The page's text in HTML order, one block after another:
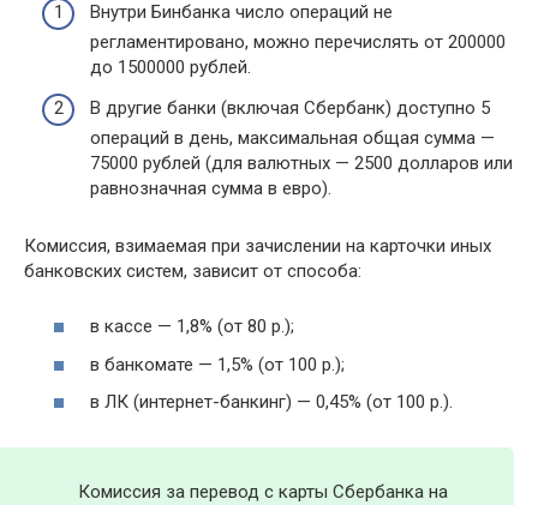
Внутри Бинбанка число операций не
регламентировано, можно перечислять от 200000
до 1500000 рублей.
В другие банки (включая Сбербанк) доступно 5
операций в день, максимальная общая сумма —
75000 рублей (для валютных — 2500 долларов или
равнозначная сумма в евро).
Комиссия, взимаемая при зачислении на карточки иных
банковских систем, зависит от способа:
в кассе — 1,8% (от 80 р.);
в банкомате — 1,5% (от 100 р.);
в ЛК (интернет-банкинг) — 0,45% (от 100 р.).
Комиссия за перевод с карты Сбербанка на